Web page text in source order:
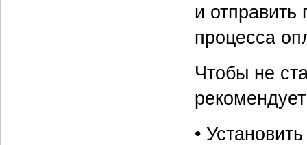
и
процесса
Чтобы не
•